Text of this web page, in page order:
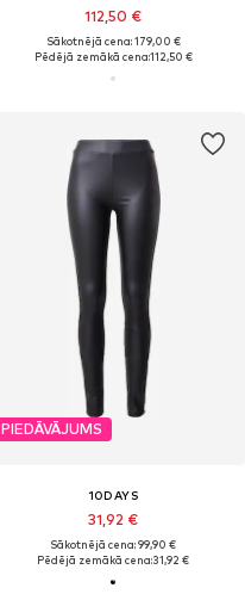
112,50 €
Sākotnējā cena: 179,00 €
Pēdējā zemākā cena:112,50 €
PIEDĀVĀJUMS
10DAYS
31,92 €
Sākotnējā cena: 99,90 €
Pēdējā zemākā cena:31,92 €